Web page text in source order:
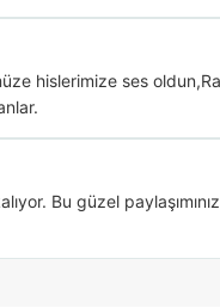
hislerimize ses
Bu güzel